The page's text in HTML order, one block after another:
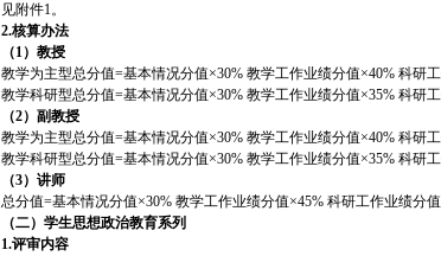
见附件1。
2.核算办法
（1）教授
教学为主型总分值=基本情况分值×30% 教学工作业绩分值×40% 科研
教学科研型总分值=基本情况分值×30% 教学工作业绩分值×35% 科研
（2）副教授
教学为主型总分值=基本情况分值×30% 教学工作业绩分值×40% 科研
教学科研型总分值=基本情况分值×30% 教学工作业绩分值×35% 科研
（3）讲师
总分值=基本情况分值×30% 教学工作业绩分值×45% 科研工作业绩分
（二） 学生思想政治教育系列
1.评审内容